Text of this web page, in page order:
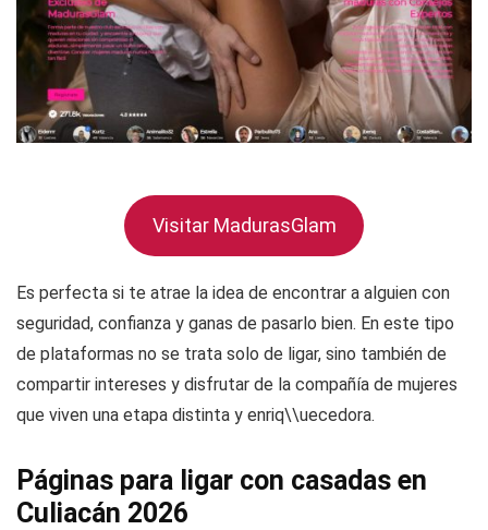
Visitar MadurasGlam
Es perfecta si te atrae la idea de encontrar a alguien con
seguridad, confianza y ganas de pasarlo bien. En este tipo
de plataformas no se trata solo de ligar, sino también de
compartir intereses y disfrutar de la compañía de mujeres
que viven una etapa distinta y enriq\\uecedora.
Páginas para ligar con casadas en
Culiacán 2026